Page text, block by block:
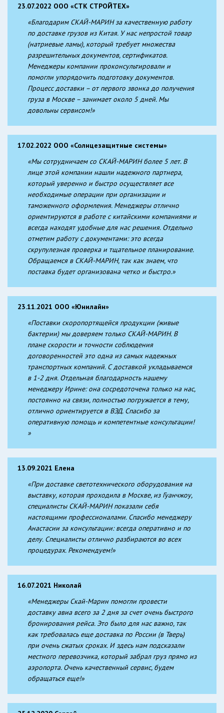
23.07.2022 ООО «СТК СТРОЙТЕХ»
«Благодарим СКАЙ-МАРИН за качественную работу
по доставке грузов из Китая. У нас непростой товар
(натриевые ламы), который требует множества
разрешительных документов, сертификатов.
Менеджеры компании проконсультировали и
помогли упорядочить подготовку документов.
Процесс доставки – от первого звонка до получения
груза в Москве – занимает около 5 дней. Мы
довольны сервисом!»
17.02.2022 ООО «Солнцезащитные системы»
«Мы сотрудничаем со СКАЙ-МАРИН более 5 лет. В
лице этой компании нашли надежного партнера,
который уверенно и быстро осуществляет все
необходимые операции при организации и
таможенного оформления. Менеджеры отлично
ориентируются в работе с китайскими компаниями и
всегда находят удобные для нас решения. Отдельно
отметим работу с документами: это всегда
скрупулезная проверка и тщательное планирование.
Обращаемся в СКАЙ-МАРИН, так как знаем, что
поставка будет организована четко и быстро.»
23.11.2021 ООО «Юнилайн»
«Поставки скоропортящейся продукции (живые
бактерии) мы доверяем только СКАЙ-МАРИН. В
плане скорости и точности соблюдения
договоренностей это одна из самых надежных
транспортных компаний. С доставкой укладываемся
в 1-2 дня. Отдельная благодарность нашему
менеджеру Ирине: она сосредоточена только на нас,
постоянно на связи, полностью погружается в тему,
отлично ориентируется в ВЭД. Спасибо за
оперативную помощь и компетентные консультации!
»
13.09.2021 Елена
«При доставке светотехнического оборудования на
выставку, которая проходила в Москве, из Гуанчжоу,
специалисты СКАЙ-МАРИН показали себя
настоящими профессионалами. Спасибо менеджеру
Анастасии за консультации: всегда оперативно и по
делу. Специалисты отлично разбираются во всех
процедурах. Рекомендуем!»
16.07.2021 Николай
«Менеджеры Скай-Марин помогли провести
доставку авиа всего за 2 дня за счет очень быстрого
бронирования рейса. Это было для нас важно, так
как требовалась еще доставка по России (в Тверь)
при очень сжатых сроках. И здесь нам подсказали
местного перевозчика, который забрал груз прямо из
аэропорта. Очень качественный сервис, будем
обращаться еще!»